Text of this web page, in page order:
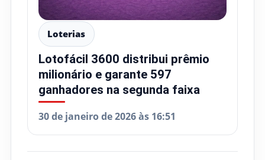
Loterias
Lotofácil 3600 distribui prêmio
milionário e garante 597
ganhadores na segunda faixa
30 de janeiro de 2026 às 16:51